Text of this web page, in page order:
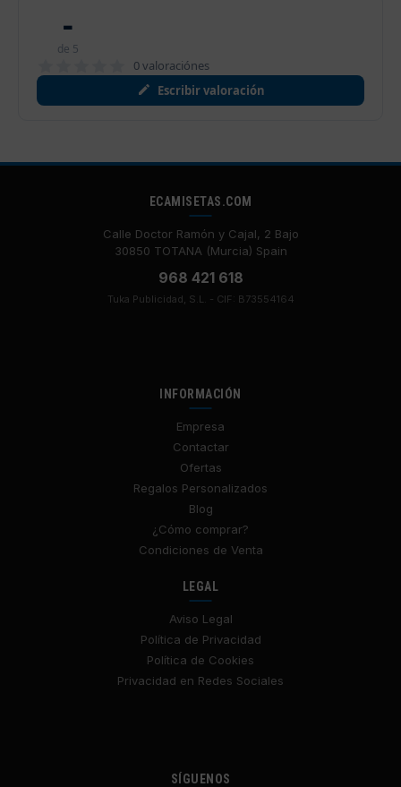
-
de 5
0 valoraciónes
Escribir valoración
ECAMISETAS.COM
Calle Doctor Ramón y Cajal, 2 Bajo
30850 TOTANA (Murcia) Spain
968 421 618
Tuka Publicidad, S.L. - CIF: B73554164
INFORMACIÓN
Empresa
Contactar
Ofertas
Regalos Personalizados
Blog
¿Cómo comprar?
Condiciones de Venta
LEGAL
Aviso Legal
Política de Privacidad
Política de Cookies
Privacidad en Redes Sociales
SÍGUENOS